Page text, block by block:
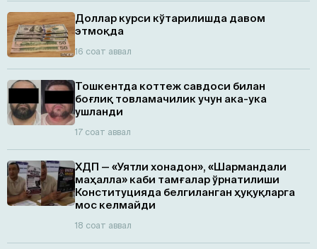
Доллар курси кўтарилишда давом
этмоқда
16 соат аввал
Тошкентда коттеж савдоси билан
боғлиқ товламачилик учун ака-ука
ушланди
17 соат аввал
ХДП — «Уятли хонадон», «Шармандали
маҳалла» каби тамғалар ўрнатилиши
Конституцияда белгиланган ҳуқуқларга
мос келмайди
18 соат аввал